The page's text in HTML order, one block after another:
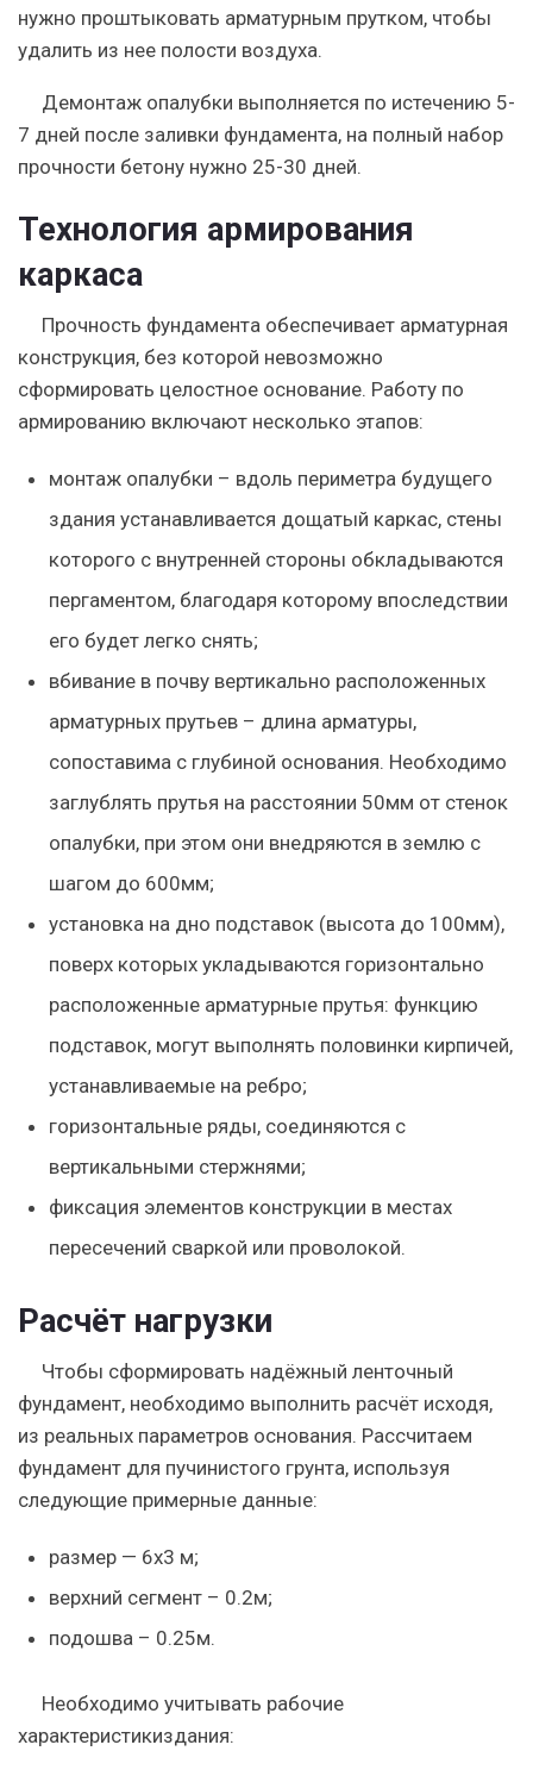
нужно проштыковать арматурным прутком, чтобы
удалить из нее полости воздуха.
Демонтаж опалубки выполняется по истечению 5-
7 дней после заливки фундамента, на полный набор
прочности бетону нужно 25-30 дней.
Технология армирования
каркаса
Прочность фундамента обеспечивает арматурная
конструкция, без которой невозможно
сформировать целостное основание. Работу по
армированию включают несколько этапов:
монтаж опалубки – вдоль периметра будущего
здания устанавливается дощатый каркас, стены
которого с внутренней стороны обкладываются
пергаментом, благодаря которому впоследствии
его будет легко снять;
вбивание в почву вертикально расположенных
арматурных прутьев – длина арматуры,
сопоставима с глубиной основания. Необходимо
заглублять прутья на расстоянии 50мм от стенок
опалубки, при этом они внедряются в землю с
шагом до 600мм;
установка на дно подставок (высота до 100мм),
поверх которых укладываются горизонтально
расположенные арматурные прутья: функцию
подставок, могут выполнять половинки кирпичей,
устанавливаемые на ребро;
горизонтальные ряды, соединяются с
вертикальными стержнями;
фиксация элементов конструкции в местах
пересечений сваркой или проволокой.
Расчёт нагрузки
Чтобы сформировать надёжный ленточный
фундамент, необходимо выполнить расчёт исходя,
из реальных параметров основания. Рассчитаем
фундамент для пучинистого грунта, используя
следующие примерные данные:
размер — 6х3 м;
верхний сегмент – 0.2м;
подошва – 0.25м.
Необходимо учитывать рабочие
характеристикиздания: